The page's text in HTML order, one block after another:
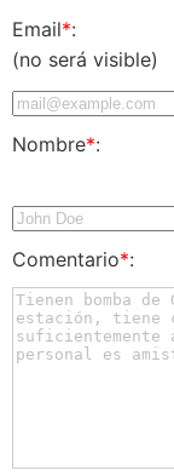
Email*:
(no será visible)
Nombre*:
Comentario*: